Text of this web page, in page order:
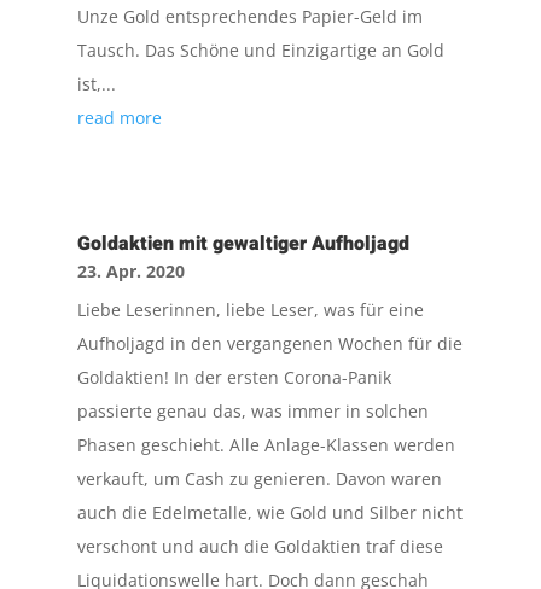
Unze Gold entsprechendes Papier-Geld im
Tausch. Das Schöne und Einzigartige an Gold
ist,...
read more
Goldaktien mit gewaltiger Aufholjagd
23. Apr. 2020
Liebe Leserinnen, liebe Leser, was für eine
Aufholjagd in den vergangenen Wochen für die
Goldaktien! In der ersten Corona-Panik
passierte genau das, was immer in solchen
Phasen geschieht. Alle Anlage-Klassen werden
verkauft, um Cash zu genieren. Davon waren
auch die Edelmetalle, wie Gold und Silber nicht
verschont und auch die Goldaktien traf diese
Liquidationswelle hart. Doch dann geschah